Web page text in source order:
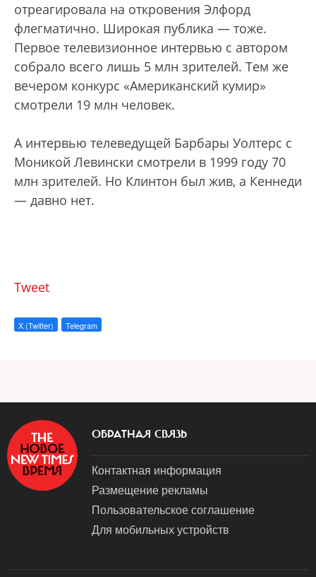
отреагировала на откровения Элфорд
флегматично. Широкая публика — тоже.
Первое телевизионное интервью с автором
собрало всего лишь 5 млн зрителей. Тем же
вечером конкурс «Американский кумир»
смотрели 19 млн человек.
А интервью телеведущей Барбары Уолтерс с
Моникой Левински смотрели в 1999 году 70
млн зрителей. Но Клинтон был жив, а Кеннеди
— давно нет.
Tweet
X (Twitter) Telegram
ОБРАТНАЯ СВЯЗЬ
Контактная информация
Размещение рекламы
Пользовательское соглашение
Для мобильных устройств